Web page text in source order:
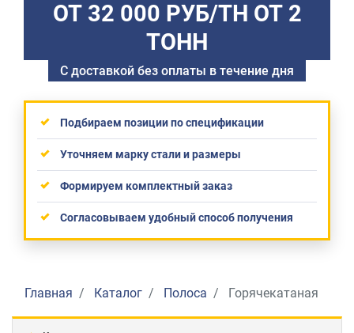
ОТ 32 000 РУБ/ТН ОТ 2
ТОНН
С доставкой без оплаты в течение дня
Подбираем позиции по спецификации
Уточняем марку стали и размеры
Формируем комплектный заказ
Согласовываем удобный способ получения
Главная Каталог Полоса Горячекатаная